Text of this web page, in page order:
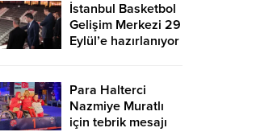
İstanbul Basketbol
Gelişim Merkezi 29
Eylül’e hazırlanıyor
Para Halterci
Nazmiye Muratlı
için tebrik mesajı